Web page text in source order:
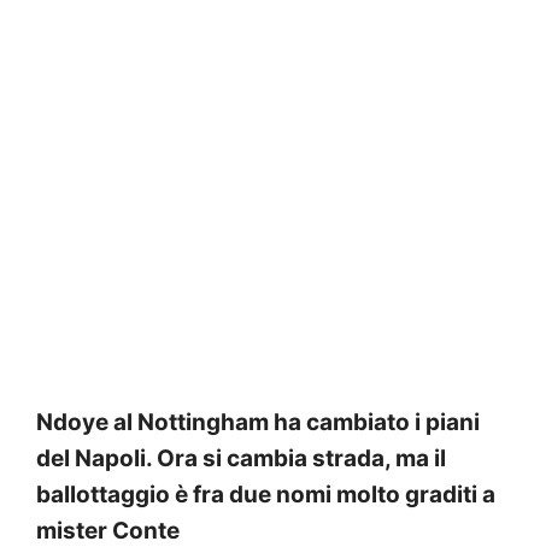
Ndoye al Nottingham ha cambiato i piani
del Napoli. Ora si cambia strada, ma il
ballottaggio è fra due nomi molto graditi a
mister Conte